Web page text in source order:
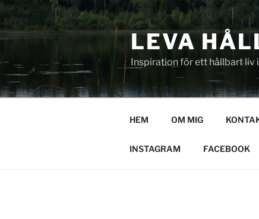
Hoppa
innehåll
LEVA
Inspiration för ett hållbart liv
HEM OM MIG
INSTAGRAM FACEBOOK